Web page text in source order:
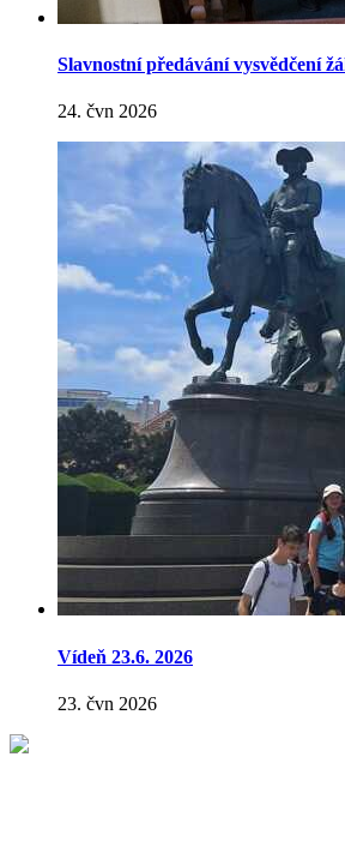
Slavnostní předávání vysvědčení
24. čvn 2026
Vídeň 23.6. 2026
23. čvn 2026